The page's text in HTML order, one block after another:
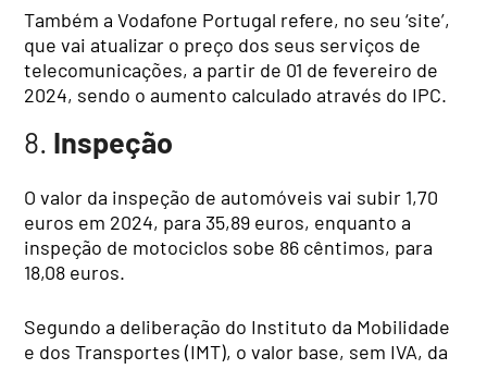
Também a Vodafone Portugal refere, no seu ‘site’,
que vai atualizar o preço dos seus serviços de
telecomunicações, a partir de 01 de fevereiro de
2024, sendo o aumento calculado através do IPC.
8. Inspeção
O valor da inspeção de automóveis vai subir 1,70
euros em 2024, para 35,89 euros, enquanto a
inspeção de motociclos sobe 86 cêntimos, para
18,08 euros.
Segundo a deliberação do Instituto da Mobilidade
e dos Transportes (IMT), o valor base, sem IVA, da